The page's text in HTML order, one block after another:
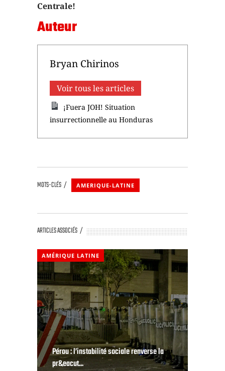
Centrale!
Auteur
Bryan Chirinos
Voir tous les articles
¡Fuera JOH! Situation
insurrectionnelle au Honduras
MOTS-CLÉS AMERIQUE-LATINE
ARTICLES ASSOCIÉS
AMÉRIQUE LATINE
Pérou : l’instabilité sociale renverse la
pr&eacut...